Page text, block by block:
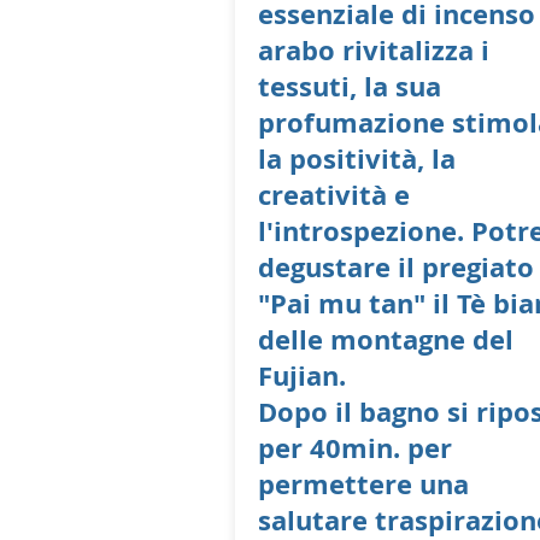
essenziale di incenso
arabo rivitalizza i
tessuti, la sua
profumazione
la positività, la
creatività e
l'introspezione.
degustare il pregiato
"Pai mu tan" il Tè
delle montagne del
Fujian.
Dopo il bagno si
per 40min. per
permettere una
salutare